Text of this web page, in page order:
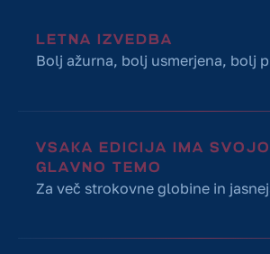
LETNA IZVEDBA
Bolj ažurna, bolj usmerjena, bolj
VSAKA EDICIJA IMA SVOJO
GLAVNO TEMO
Za več strokovne globine in